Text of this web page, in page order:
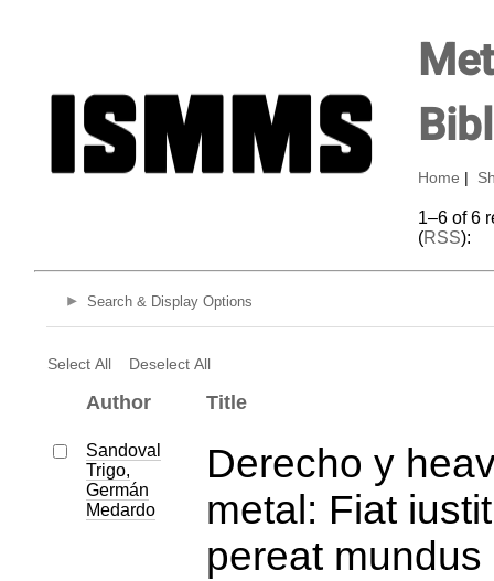
Home
1–6 of 6
(RSS):
Search & Display Options
Select All Deselect All
Author Title
Sandoval
Trigo,
Germán
Medardo
Derecho y
metal: Fiat
pereat mundus